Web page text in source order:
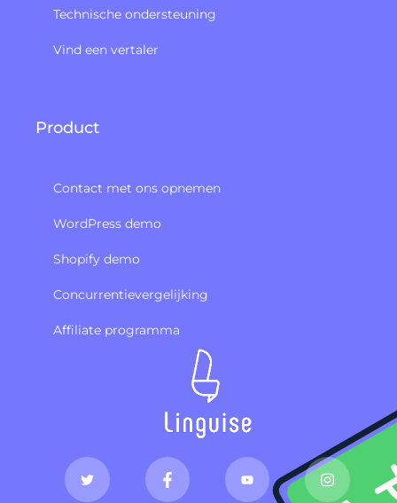
Technische ondersteuning
Vind een vertaler
Product
Contact met ons opnemen
WordPress demo
Shopify demo
Concurrentievergelijking
Affiliate programma